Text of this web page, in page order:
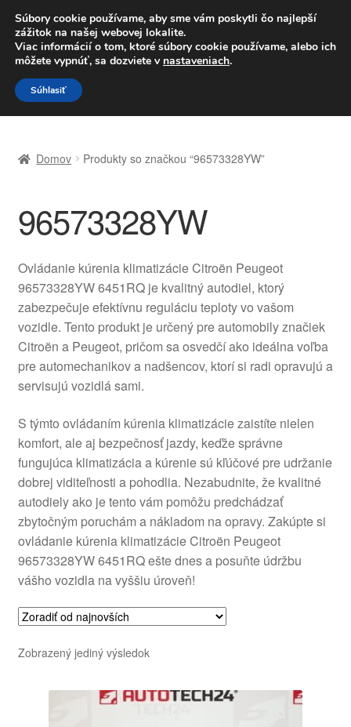
DOPRAVA od 6 EUR
Po–Pi 09:00–16:00 233 221 276
Preskočiť
na
navigáciu
Preskočiť
na
obsah
Celosvetová preprava
Doprava
Košík
Môj účet
O nás
Obchodné podmienky
Ochrana osobních údajů
Platby
Pokladňa
Reklamace
Reklamačný poriadok
Domov Produkty so značkou “96573328YW”
96573328YW
Ovládanie kúrenia klimatizácie Citroën Peugeot
96573328YW 6451RQ je kvalitný autodiel, ktorý
zabezpečuje efektívnu reguláciu teploty vo vašom
vozidle. Tento produkt je určený pre automobily značiek
Citroën a Peugeot, pričom sa osvedčí ako ideálna voľba
pre automechanikov a nadšencov, ktorí si radi opravujú a
servisujú vozidlá sami.
S týmto ovládaním kúrenia klimatizácie zaistíte nielen
komfort, ale aj bezpečnosť jazdy, keďže správne
fungujúca klimatizácia a kúrenie sú kľúčové pre udržanie
dobrej viditeľnosti a pohodlia. Nezabudnite, že kvalitné
autodiely ako je tento vám pomôžu predchádzať
zbytočným poruchám a nákladom na opravy. Zakúpte si
ovládanie kúrenia klimatizácie Citroën Peugeot
96573328YW 6451RQ ešte dnes a posuňte údržbu
vášho vozidla na vyššiu úroveň!
Zobrazený jediný výsledok
Súbory cookie používame, aby sme vám poskytli čo najlepší
zážitok na našej webovej lokalite.
Viac informácií o tom, ktoré súbory cookie používame, alebo ich
môžete vypnúť, sa dozviete v nastaveniach.
Súhlasiť